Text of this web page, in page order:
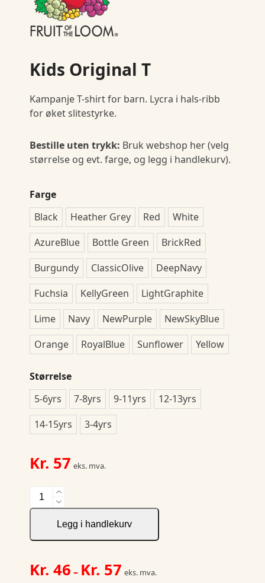
Kids Original T
Kampanje T-shirt for barn. Lycra i hals-ribb
for øket slitestyrke.
Bestille uten trykk: Bruk webshop her (velg
størrelse og evt. farge, og legg i handlekurv).
Farge
Black
Heather Grey Red
White
AzureBlue
Bottle Green
BrickRed
Burgundy
ClassicOlive
DeepNavy
Fuchsia
KellyGreen
LightGraphite
Lime
Navy NewPurple
NewSkyBlue
Orange
RoyalBlue Sunflower Yellow
Størrelse
5-6yrs
7-8yrs 9-11yrs
12-13yrs
14-15yrs
3-4yrs
Kr. 57 eks. mva.
Kids
Original
antall
Legg i handlekurv
Kr. 46 – Kr. 57 Kr. 46
eks. mva.